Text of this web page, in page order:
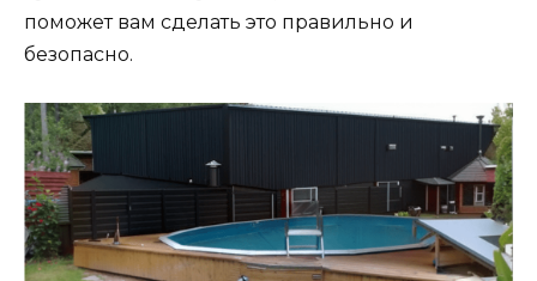
поможет вам сделать это правильно и
безопасно.